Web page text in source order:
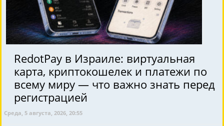
RedotPay в Израиле: виртуальная
карта, криптокошелек и платежи по
всему миру — что важно знать перед
регистрацией
Среда, 5 августа, 2026, 20:55